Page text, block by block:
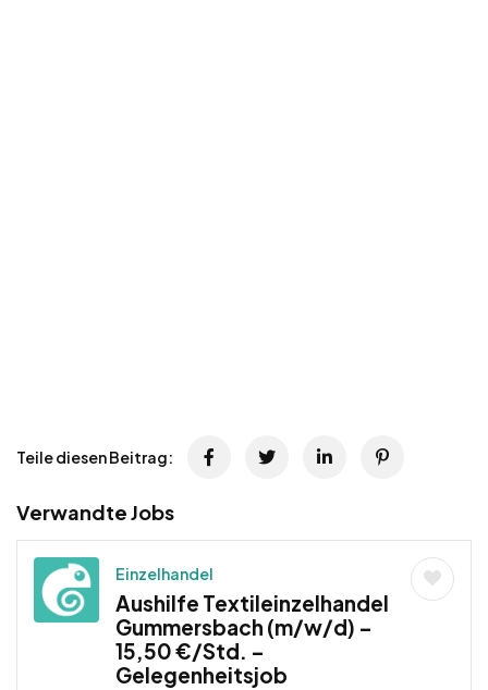
Teile diesen Beitrag:
Verwandte Jobs
Einzelhandel
Aushilfe Textileinzelhandel
Gummersbach (m/w/d) –
15,50 €/Std. –
Gelegenheitsjob